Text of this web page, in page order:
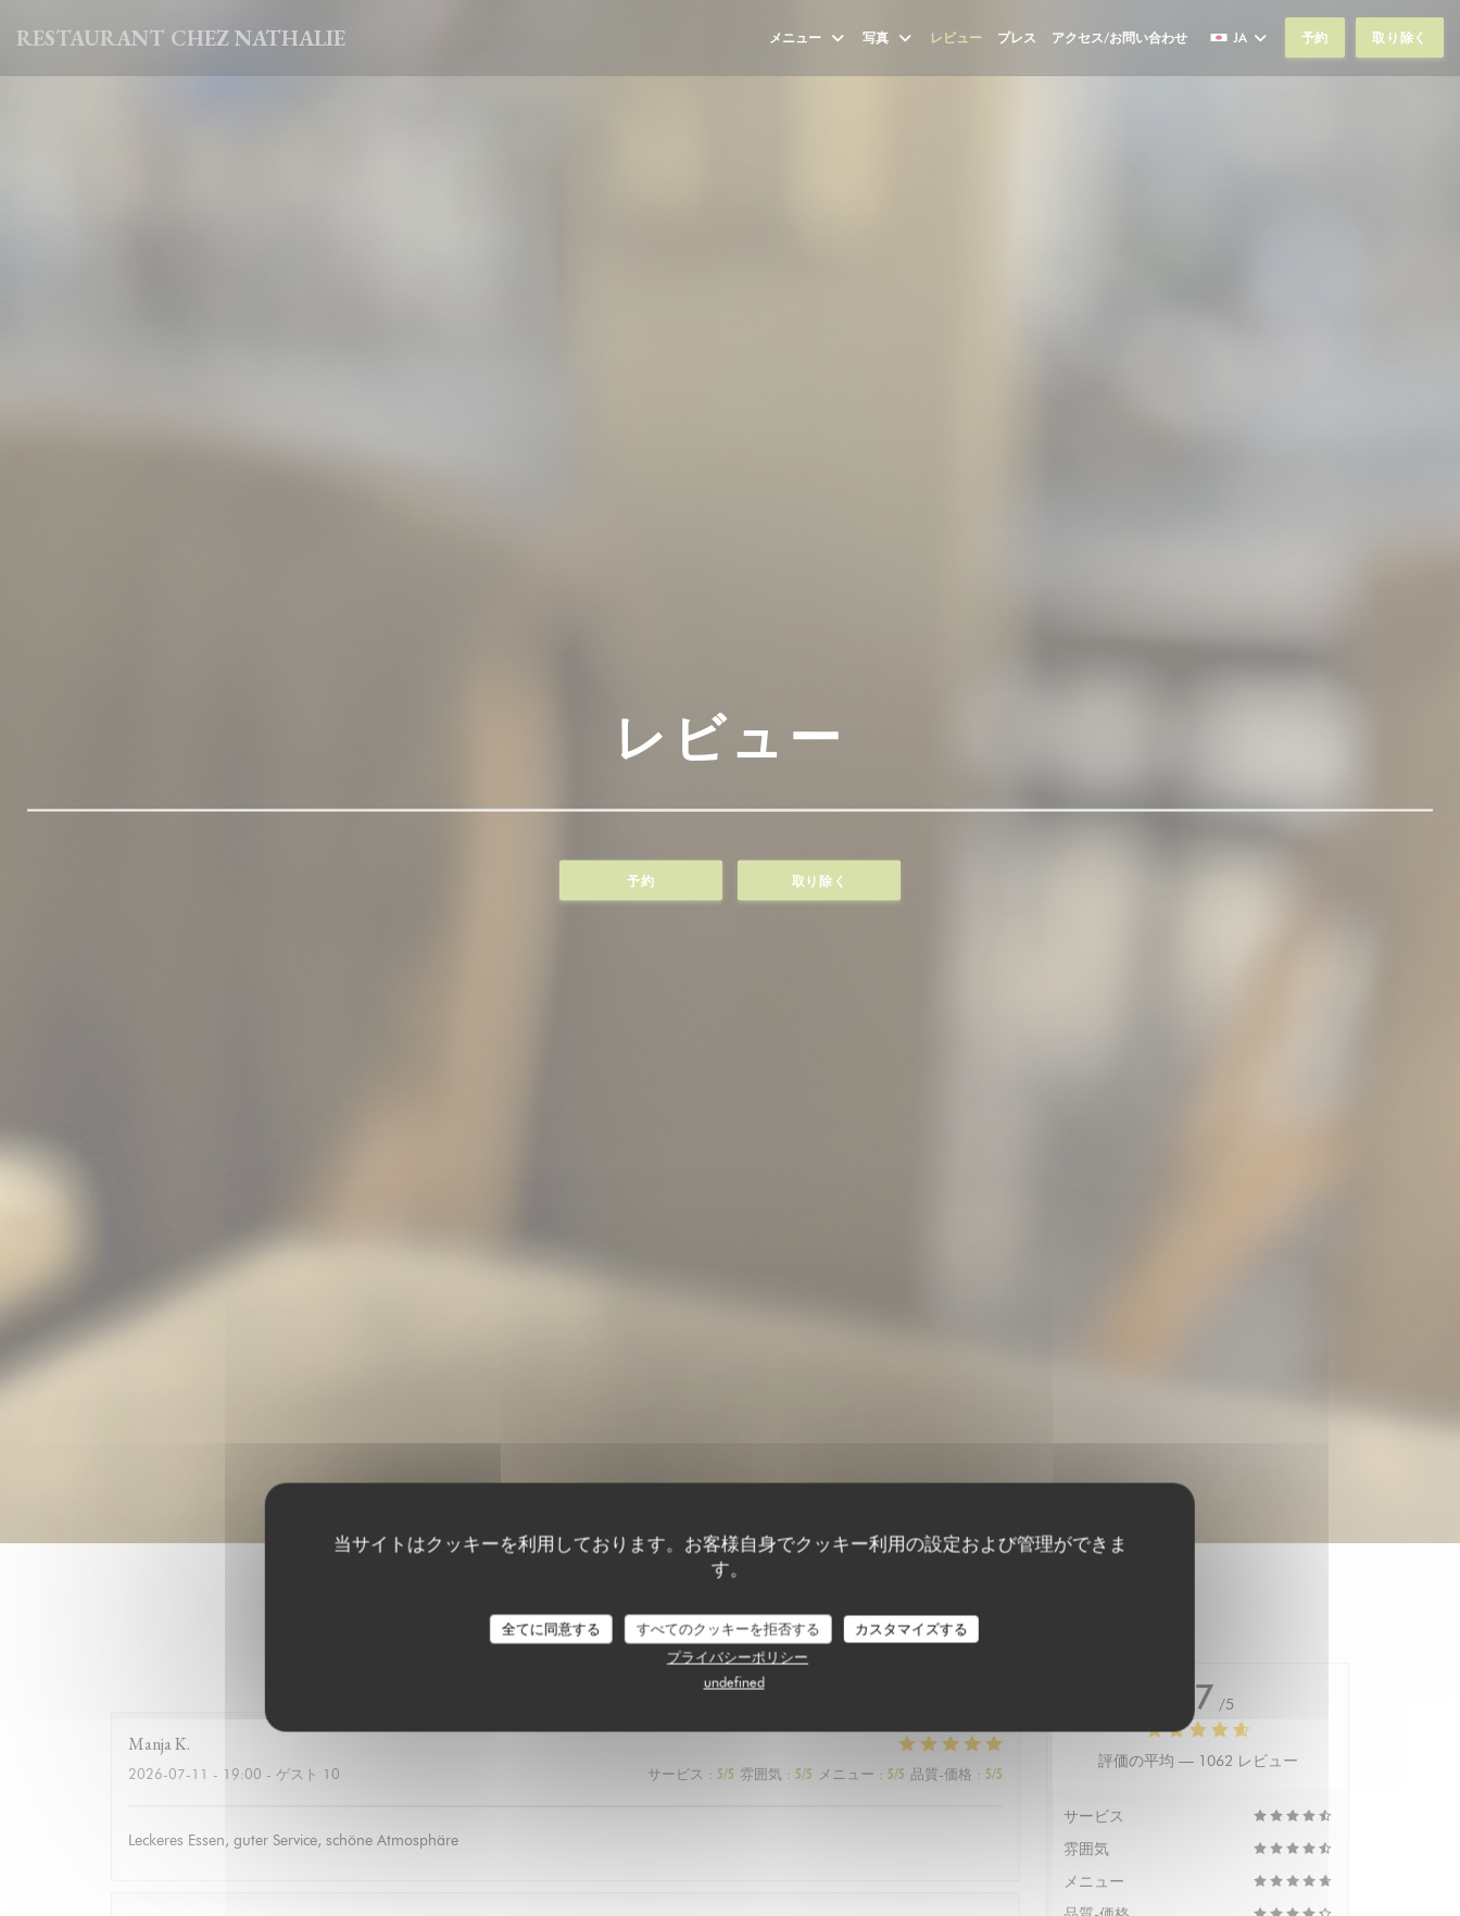
当サイトはクッキーを利用しております。お客様自身でクッキー利用の設定および管理ができま
す。
全てに同意する すべてのクッキーを拒否する
カスタマイズする
プライバシーポリシー
undefined
RESTAURANT CHEZ NATHALIE メニュー 写真 レビュー プレス アクセス/お問い合わせ JA 予約 取り除く
レビュー
予約 取り除く
顧客の評価
ManjaK
2026-07-11 - 19:00 - ゲスト 10 サービス : 5/5 雰囲気 : 5/5 メニュー : 5/5 品質-価格 : 5/5
Leckeres Essen, guter Service, schöne Atmosphäre
4.7 /5
評価の平均 — 1062 レビュー
サービス
雰囲気
メニュー